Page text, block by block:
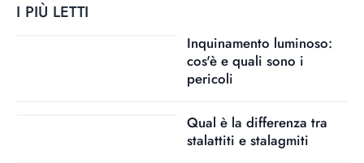
I PIÙ LETTI
Inquinamento luminoso:
cos'è e quali sono i
pericoli
Qual è la differenza tra
stalattiti e stalagmiti